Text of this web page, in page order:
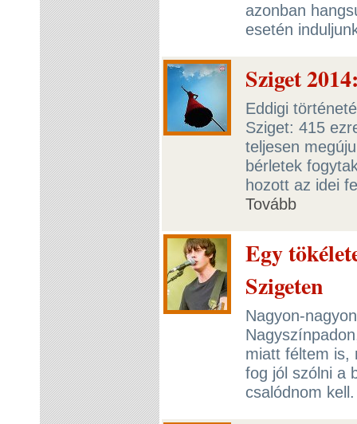
azonban
esetén
Sziget
Eddigi
Sziget: 415
teljesen
bérletek
hozott az idei
Tovább
Egy
Szigeten
Nagyon-
miatt féltem is,
fog jól szólni a
csalódnom